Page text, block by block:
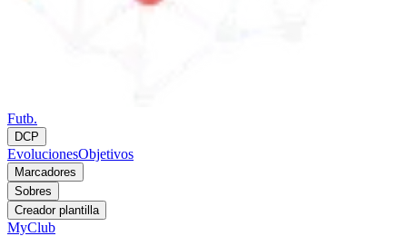
Futb.
DCP
EvolucionesObjetivos
Marcadores
Sobres
Creador plantilla
MyClub